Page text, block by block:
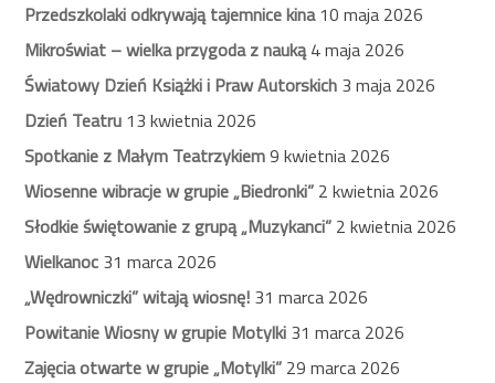
Przedszkolaki odkrywają tajemnice kina10 maja 2026
Mikroświat – wielka przygoda z nauką4 maja 2026
Światowy Dzień Książki i Praw Autorskich 3 maja 2026
Dzień Teatru 13 kwietnia 2026
Spotkanie z Małym Teatrzykiem9 kwietnia 2026
Wiosenne wibracje w grupie „Biedronki” 2 kwietnia 2026
Słodkie świętowanie z grupą „Muzykanci” 2 kwietnia 2026
Wielkanoc 31 marca 2026
„Wędrowniczki” witają wiosnę! 31 marca 2026
Powitanie Wiosny w grupie Motylki 31 marca 2026
Zajęcia otwarte w grupie „Motylki” 29 marca 2026